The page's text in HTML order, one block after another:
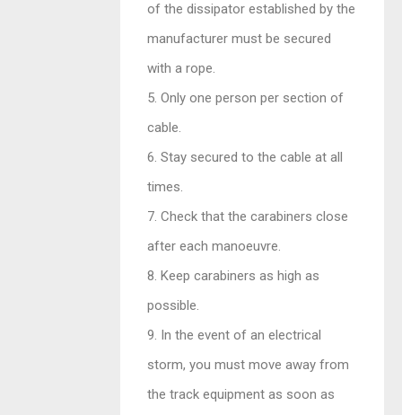
of the dissipator established by the
manufacturer must be secured
with a rope.
5. Only one person per section of
cable.
6. Stay secured to the cable at all
times.
7. Check that the carabiners close
after each manoeuvre.
8. Keep carabiners as high as
possible.
9. In the event of an electrical
storm, you must move away from
the track equipment as soon as